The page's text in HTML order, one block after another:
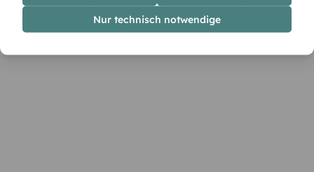
Nur technisch notwendige